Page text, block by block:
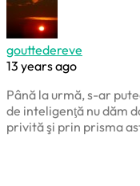
gouttedereve
13 years ago
Până la urmă, s-ar
de inteligenţă nu dăm
privită şi prin prisma